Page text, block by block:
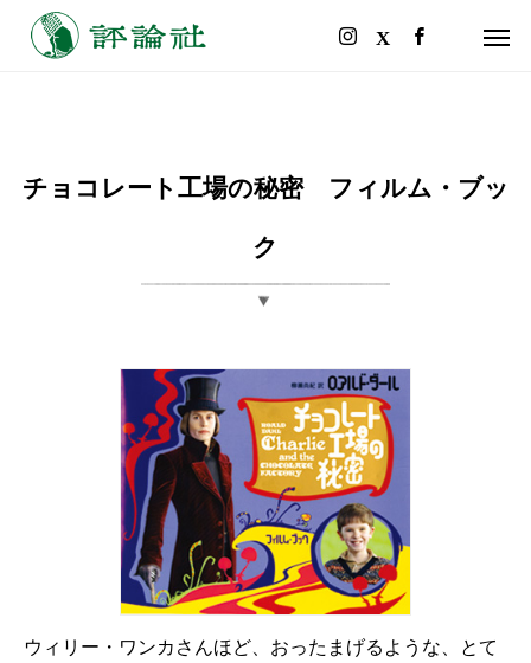
チョコレート工場の秘密 フィルム・ブッ
ク
ウィリー・ワンカさんほど、おったまげるような、とて